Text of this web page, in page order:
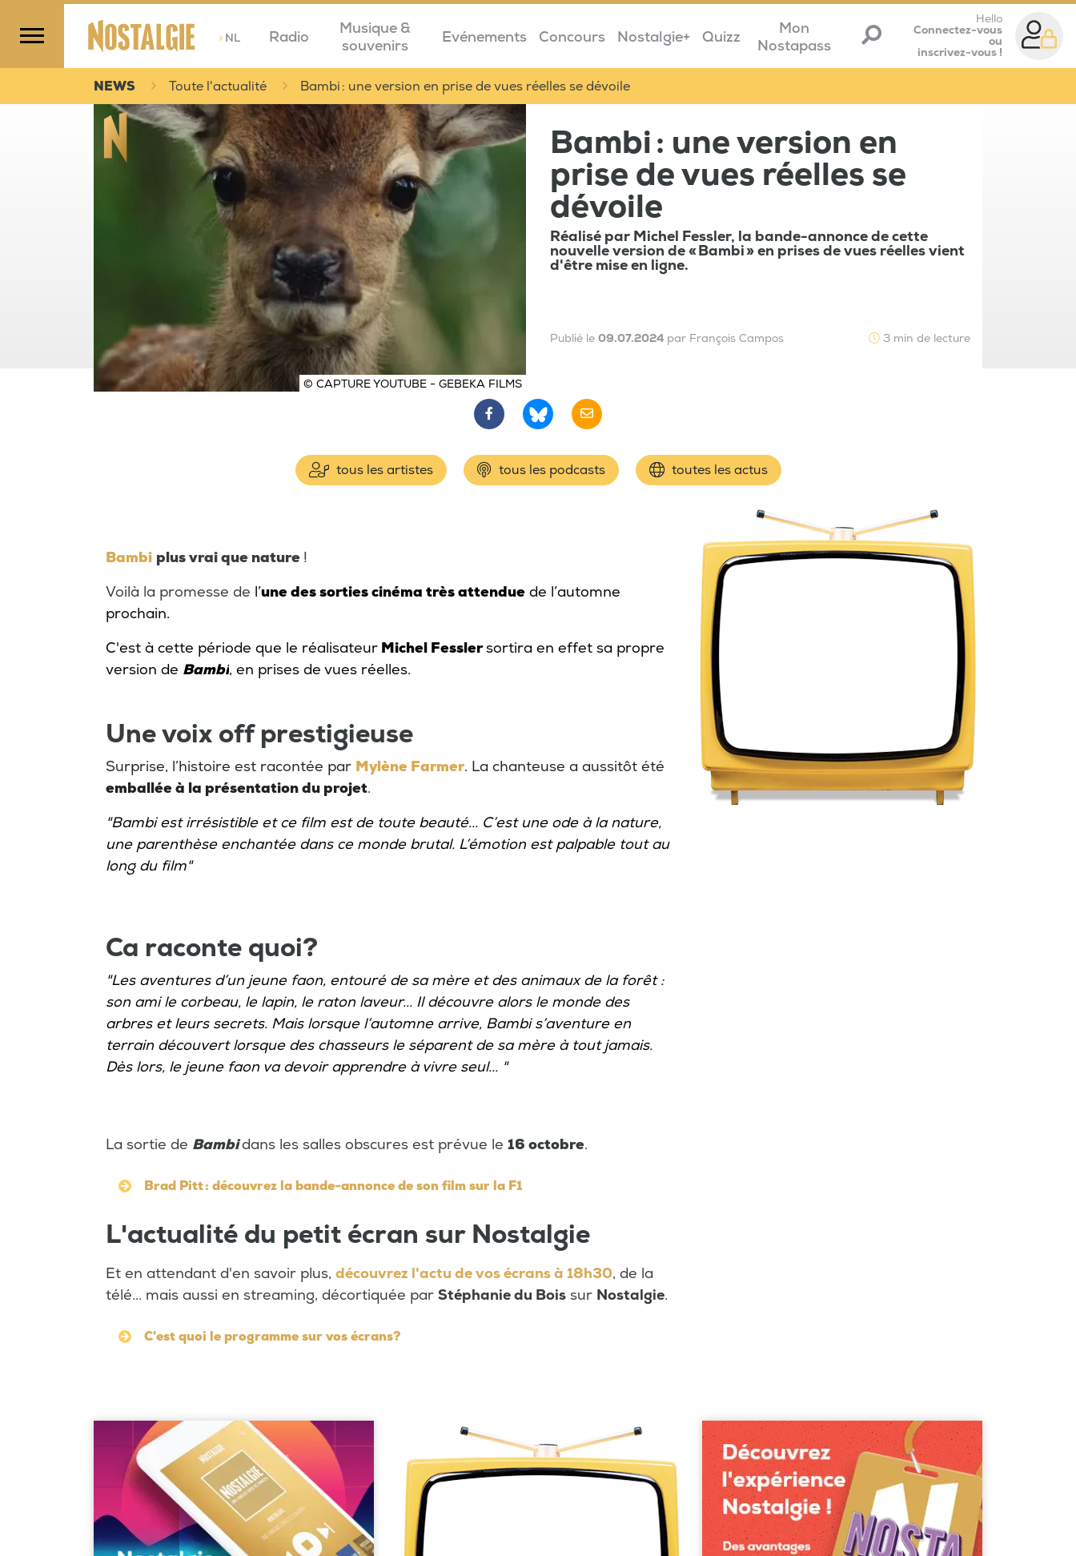
>NL Radio
Musique &
souvenirs
Evénements Concours Nostalgie+ Quizz
Mon
Nostapass
Hello
Connectez-vous
ou
inscrivez-vous !
NEWS Toute l'actualité Bambi : une version en prise de vues réelles se dévoile
© CAPTURE YOUTUBE - GEBEKA FILMS
Bambi : une version en
prise de vues réelles se
dévoile
Réalisé par Michel Fessler, la bande-annonce de cette
nouvelle version de « Bambi » en prises de vues réelles vient
d'être mise en ligne.
Publié le 09.07.2024 par François Campos 3 min de lecture
tous les artistes tous les podcasts toutes les actus
Bambi plus vrai que nature !
Voilà la promesse de l’une des sorties cinéma très attendue de l’automne
prochain.
C'est à cette période que le réalisateur Michel Fesslersortira en effet sa propre
version de Bambi, en prises de vues réelles.
Une voix off prestigieuse
Surprise, l’histoire est racontée par Mylène Farmer. La chanteuse a aussitôt été
emballée à la présentation du projet.
"Bambi est irrésistible et ce film est de toute beauté... C’est une ode à la nature,
une parenthèse enchantée dans ce monde brutal. L’émotion est palpable tout au
long du film"
Ca raconte quoi?
"Les aventures d’un jeune faon, entouré de sa mère et des animaux de la forêt :
son ami le corbeau, le lapin, le raton laveur... Il découvre alors le monde des
arbres et leurs secrets. Mais lorsque l’automne arrive, Bambi s’aventure en
terrain découvert lorsque des chasseurs le séparent de sa mère à tout jamais.
Dès lors, le jeune faon va devoir apprendre à vivre seul... "
La sortie de Bambidans les salles obscures est prévue le 16 octobre.
Brad Pitt : découvrez la bande-annonce de son film sur la F1
L'actualité du petit écran sur Nostalgie
Et en attendant d'en savoir plus, découvrez l'actu de vos écrans à 18h30, de la
télé... mais aussi en streaming, décortiquée par Stéphanie du Bois sur Nostalgie.
C'est quoi le programme sur vos écrans?